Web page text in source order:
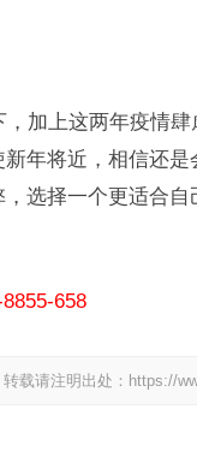
上这两年疫情肆
年将近，相信还
选择一个更适合
658
载请注明出处：https://